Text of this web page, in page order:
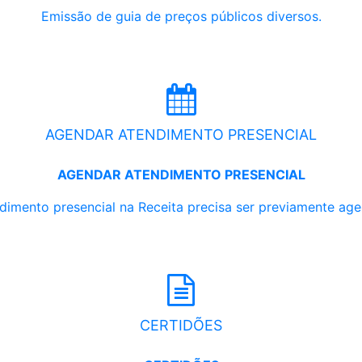
Emissão de guia de preços públicos diversos.
AGENDAR ATENDIMENTO PRESENCIAL
AGENDAR ATENDIMENTO PRESENCIAL
presencial na Receita precisa ser previamente
CERTIDÕES